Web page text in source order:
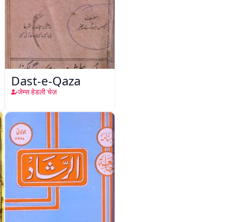
Dast-e-Qaza
जेम्स हेडली चेज़